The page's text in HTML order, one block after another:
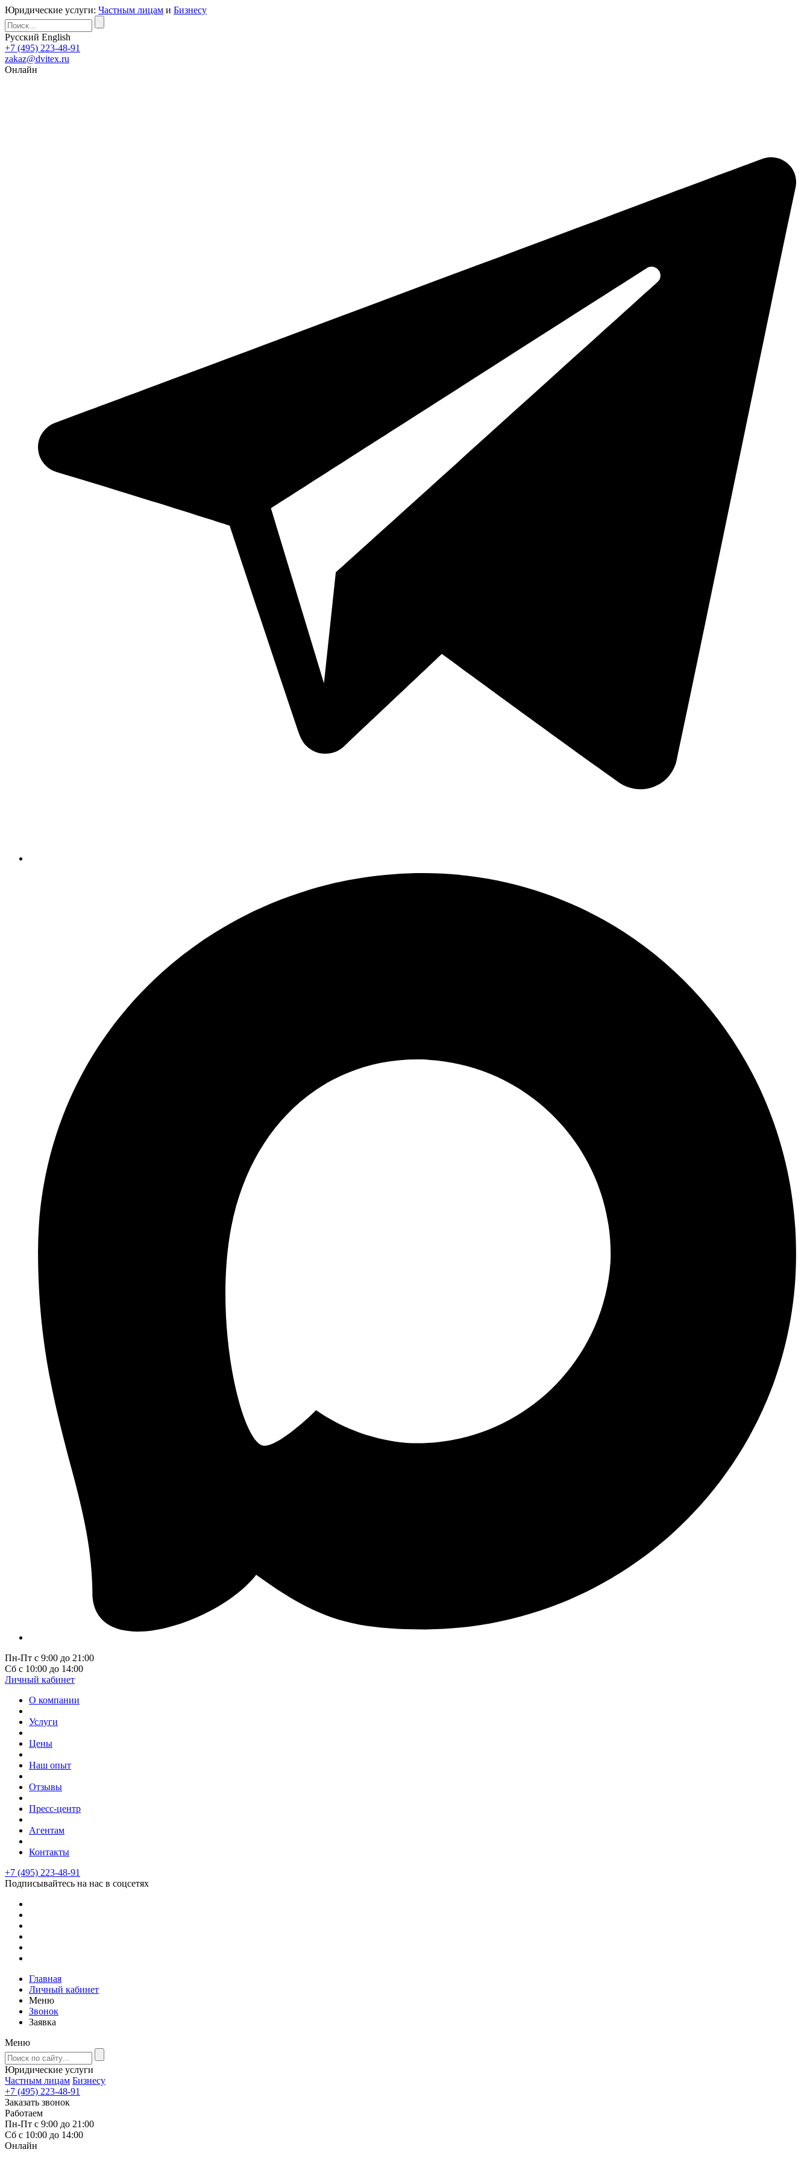
Юридические услуги: Частным лицам и Бизнесу
Русский English
+7 (495) 223-48-91
zakaz@dvitex.ru
Онлайн
Пн-Пт с 9:00 до 21:00
Сб с 10:00 до 14:00
Личный кабинет
О компании
Услуги
Цены
Наш опыт
Отзывы
Пресс-центр
Агентам
Контакты
+7 (495) 223-48-91
Подписывайтесь на нас в соцсетях
Главная
Личный кабинет
Меню
Звонок
Заявка
Меню
Юридические услуги
Частным лицам Бизнесу
+7 (495) 223-48-91
Заказать звонок
Работаем
Пн-Пт с 9:00 до 21:00
Сб с 10:00 до 14:00
Онлайн